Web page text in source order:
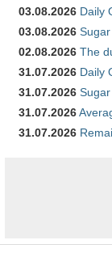
03.08.2026 Daily
03.08.2026
02.08.2026 The
31.07.2026 Daily
31.07.2026
31.07.2026
31.07.2026